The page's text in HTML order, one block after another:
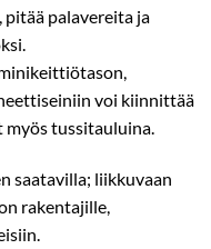
palavereita ja
voi kiinnittää
myös tussitauluina.
saatavilla; liikkuvaan
rakentajille,